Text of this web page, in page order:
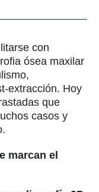
con
ósea maxilar
extracción. Hoy
que
casos y
marcan el